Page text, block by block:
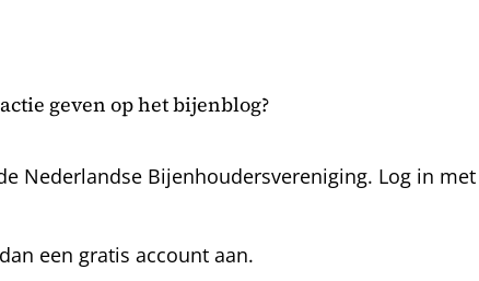
geven op het bijenblog?
Nederlandse Bijenhoudersvereniging. Log in
een gratis account aan.